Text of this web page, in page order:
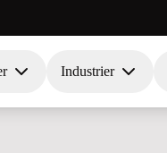
Industrier